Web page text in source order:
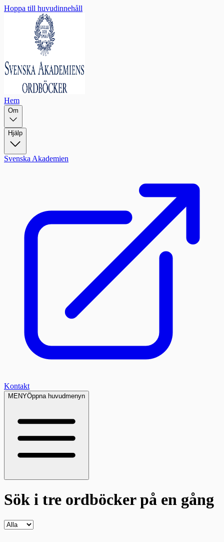
Hoppa till huvudinnehåll
Hem
Om
Hjälp
Svenska Akademien
Kontakt
MENYÖppna huvudmenyn
Sök i tre ordböckerpå en gång